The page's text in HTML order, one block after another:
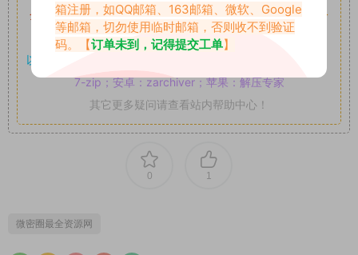
全站付费素材可提供补档服务“均有备份 ”，素材以主流网盘分
享。
以7z、7z分卷格式压缩，
7-zip；安卓：zarchiver；苹果：解压专家
其它更多疑问请查看站内帮助中心！
0 1
微密圈最全资源网
箱注册，如QQ邮箱、163邮箱、微软、Google
等邮箱，切勿使用临时邮箱，否则收不到验证
码。【订单未到，记得提交工单】